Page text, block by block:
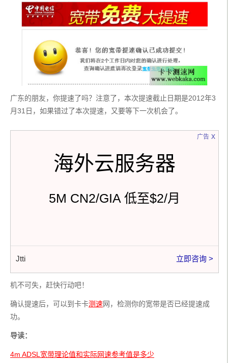
广东的朋友，你提速了吗？注意了，本次提速截止日期是2012年3
月31日，如果错过了本次提速，又要等下一次机会了。
广告
海外云服务器
5M CN2/GIA 低至$2/月
Jtti 立即咨询 >
x
机不可失，赶快行动吧！
确认提速后，可以到卡卡测速网，检测你的宽带是否已经提速成
功。
导读：
4m ADSL宽带理论值和实际网速参考值是多少